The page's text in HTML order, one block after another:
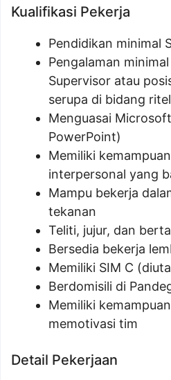
Kualifikasi Pekerja
Pendidikan minimal
Pengalaman
Supervisor atau
serupa di bidang
Menguasai
PowerPoint)
Memiliki
interpersonal yang
Mampu bekerja
tekanan
Teliti, jujur, dan
Bersedia bekerja
Memiliki SIM C
Berdomisili di
Memiliki
memotivasi tim
Detail Pekerjaan